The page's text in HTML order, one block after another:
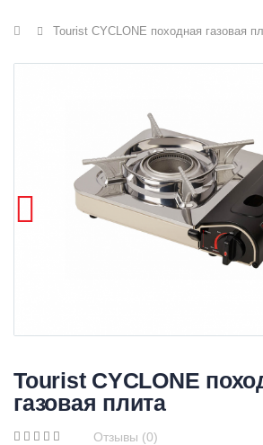
Главная
Tourist CYCLONE походная газовая
Tourist CYCLONE
газовая плита
Отзывы (0)